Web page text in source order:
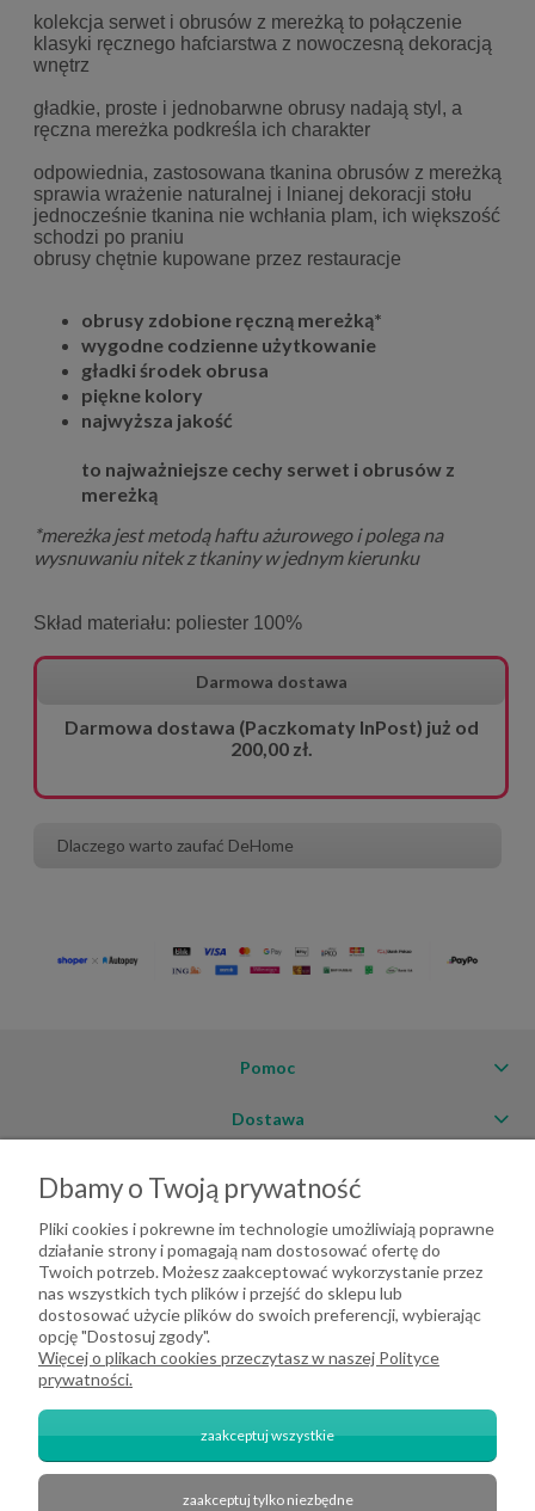
kolekcja serwet i obrusów z mereżką to połączenie
klasyki ręcznego hafciarstwa z nowoczesną dekoracją
wnętrz
gładkie, proste i jednobarwne obrusy nadają styl, a
ręczna mereżka podkreśla ich charakter
odpowiednia, zastosowana tkanina obrusów z mereżką
sprawia wrażenie naturalnej i lnianej dekoracji stołu
jednocześnie tkanina nie wchłania plam, ich większość
schodzi po praniu
obrusy chętnie kupowane przez restauracje
obrusy zdobione ręczną mereżką*
wygodne codzienne użytkowanie
gładki środek obrusa
piękne kolory
najwyższa jakość
to najważniejsze cechy serwet i obrusów z
mereżką
*mereżka jest metodą haftu ażurowego i polega na
wysnuwaniu nitek z tkaniny w jednym kierunku
Skład materiału: poliester 100%
Darmowa dostawa
Darmowa dostawa (Paczkomaty InPost) już od
200,00 zł.
Dlaczego warto zaufać DeHome
Pomoc
Dostawa
O firmie
Dbamy o Twoją prywatność
Pliki cookies i pokrewne im technologie umożliwiają poprawne
działanie strony i pomagają nam dostosować ofertę do
Twoich potrzeb. Możesz zaakceptować wykorzystanie przez
nas wszystkich tych plików i przejść do sklepu lub
dostosować użycie plików do swoich preferencji, wybierając
opcję "Dostosuj zgody".
Więcej o plikach cookies przeczytasz w naszej Polityce
prywatności.
zaakceptuj wszystkie
zaakceptuj tylko niezbędne